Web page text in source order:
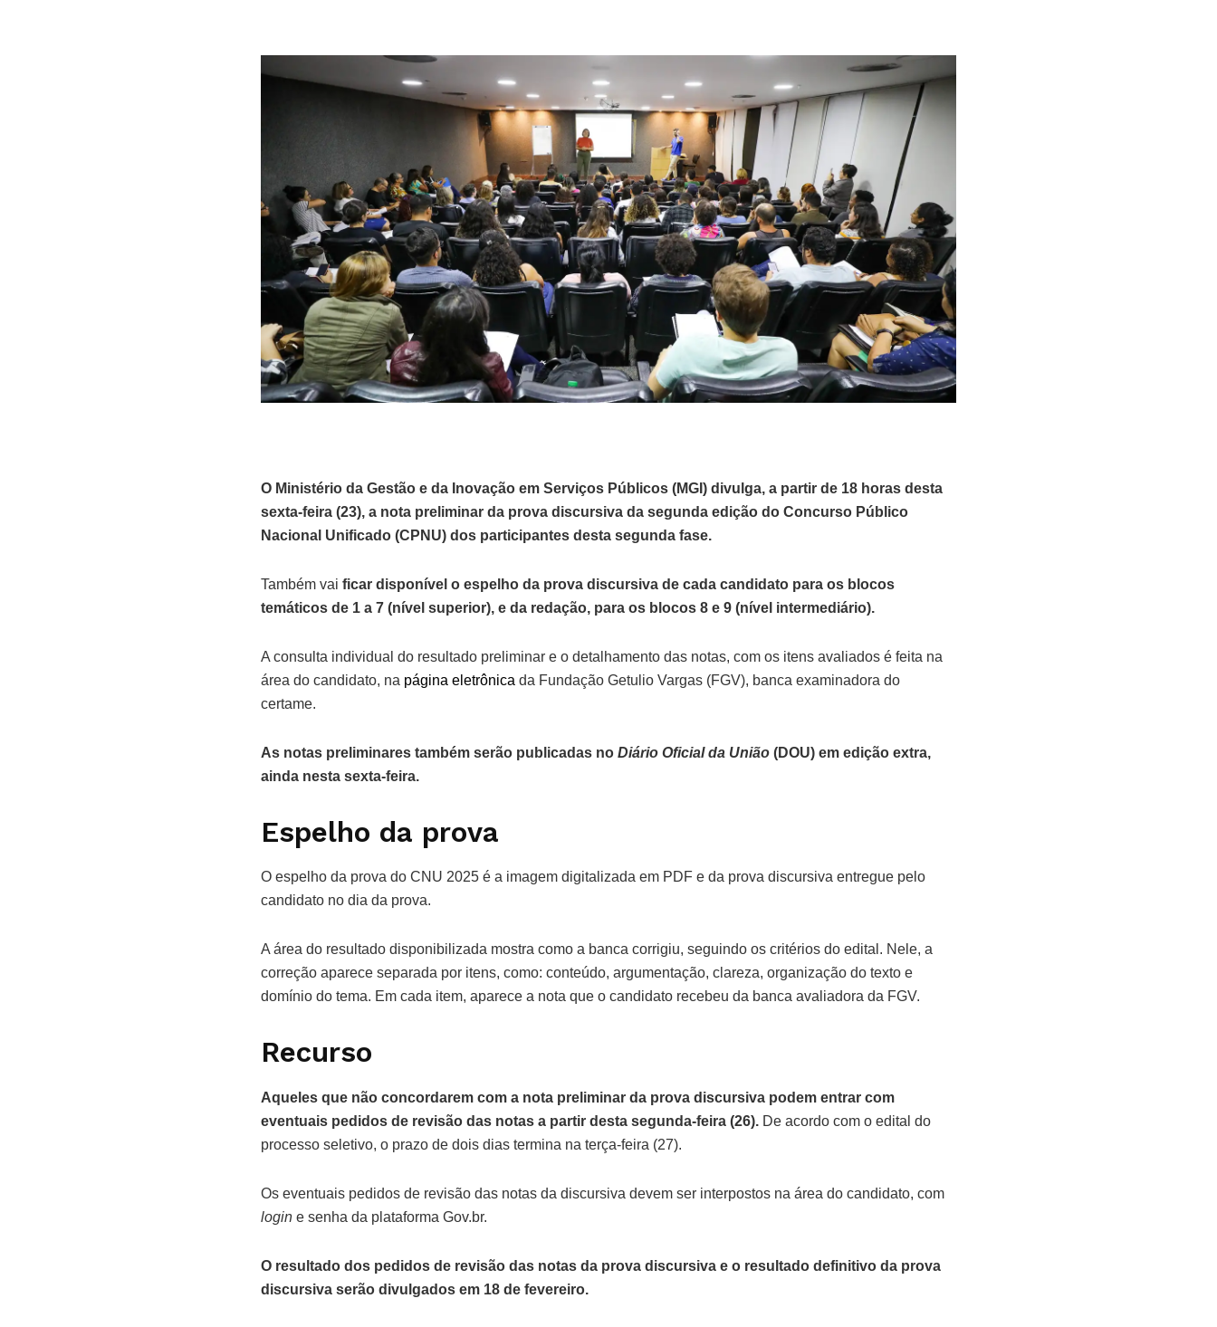
O Ministério da Gestão e da Inovação em Serviços Públicos (MGI) divulga, a partir de 18 horas desta
sexta-feira (23), a nota preliminar da prova discursiva da segunda edição do Concurso Público
Nacional Unificado (CPNU) dos participantes desta segunda fase.
Também vai ficar disponível o espelho da prova discursiva de cada candidato para os blocos
temáticos de 1 a 7 (nível superior), e da redação, para os blocos 8 e 9 (nível intermediário).
A consulta individual do resultado preliminar e o detalhamento das notas, com os itens avaliados é feita na
área do candidato, na página eletrônica da Fundação Getulio Vargas (FGV), banca examinadora do
certame.
As notas preliminares também serão publicadas no Diário Oficial da União (DOU) em edição extra,
ainda nesta sexta-feira.
Espelho da prova
O espelho da prova do CNU 2025 é a imagem digitalizada em PDF e da prova discursiva entregue pelo
candidato no dia da prova.
A área do resultado disponibilizada mostra como a banca corrigiu, seguindo os critérios do edital. Nele, a
correção aparece separada por itens, como: conteúdo, argumentação, clareza, organização do texto e
domínio do tema. Em cada item, aparece a nota que o candidato recebeu da banca avaliadora da FGV.
Recurso
Aqueles que não concordarem com a nota preliminar da prova discursiva podem entrar com
eventuais pedidos de revisão das notas a partir desta segunda-feira (26). De acordo com o edital do
processo seletivo, o prazo de dois dias termina na terça-feira (27).
Os eventuais pedidos de revisão das notas da discursiva devem ser interpostos na área do candidato, com
login e senha da plataforma Gov.br.
O resultado dos pedidos de revisão das notas da prova discursiva e o resultado definitivo da prova
discursiva serão divulgados em 18 de fevereiro.